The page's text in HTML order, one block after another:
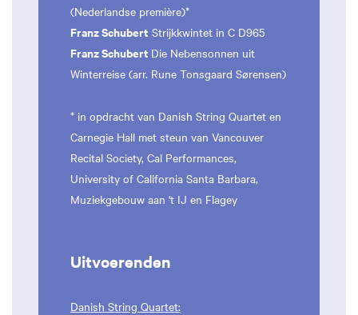
(Nederlandse première)*
Franz Schubert Strijkkwintet in C D965
Franz Schubert Die Nebensonnen uit
Winterreise (arr. Rune Tonsgaard Sørensen)
* in opdracht van Danish String Quartet en
Carnegie Hall met steun van Vancouver
Recital Society, Cal Performances,
University of California Santa Barbara,
Muziekgebouw aan 't IJ en Flagey
Uitvoerenden
Danish String Quartet: